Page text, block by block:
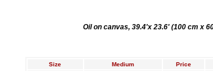
Oil on canvas, 39.4'x 23.6' (100 cm x
Size Medium Price